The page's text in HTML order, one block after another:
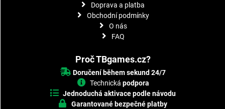
Doprava a platba
Obchodní podmínky
O nás
FAQ
Proč TBgames.cz?
Doručení během sekund 24/7
Technická podpora
Jednoduchá aktivace podle návodu
Garantované bezpečné platby